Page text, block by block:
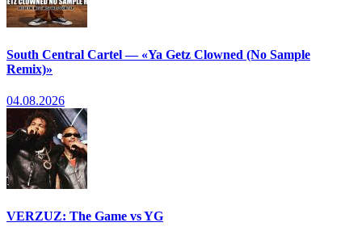
South Central Cartel — «Ya Getz Clowned (No Sample
Remix)»
04.08.2026
VERZUZ: The Game vs YG